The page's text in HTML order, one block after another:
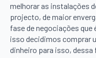
melhorar as instalações
projecto, de maior
fase de negociações que
isso decidimos comprar
dinheiro para isso,